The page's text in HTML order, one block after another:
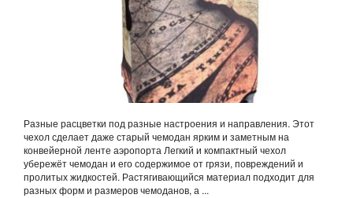
Разные расцветки под разные настроения и направления. Этот
чехол сделает даже старый чемодан ярким и заметным на
конвейерной ленте аэропорта Легкий и компактный чехол
убережёт чемодан и его содержимое от грязи, повреждений и
пролитых жидкостей. Растягивающийся материал подходит для
разных форм и размеров чемоданов, а ...